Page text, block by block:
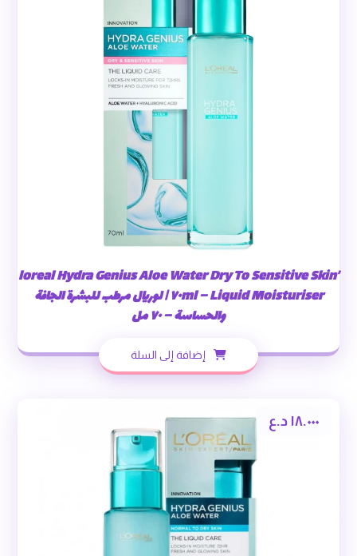
’loreal Hydra Genius Aloe Water Dry To Sensitive Skin
Liquid Moisturiser – ٧٠ml | لوريال مرطب للبشرة الجافة
والحساسة – ٧٠ مل
إضافة إلى السلة
١٨.٠٠٠ د.ع